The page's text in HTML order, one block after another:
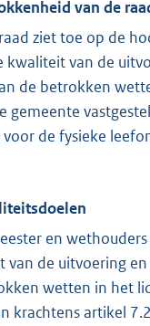
van de
ziet toe op de
kwaliteit van de
de betrokken
gemeente
de fysieke
en
van de uitvoering
wetten in het
krachtens artikel